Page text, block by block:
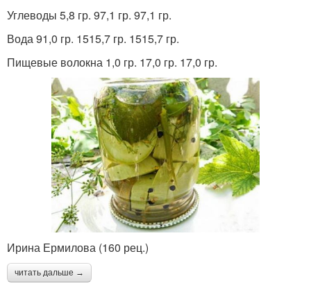
Углеводы 5,8 гр. 97,1 гр. 97,1 гр.
Вода 91,0 гр. 1515,7 гр. 1515,7 гр.
Пищевые волокна 1,0 гр. 17,0 гр. 17,0 гр.
Ирина Ермилова (160 рец.)
читать дальше →